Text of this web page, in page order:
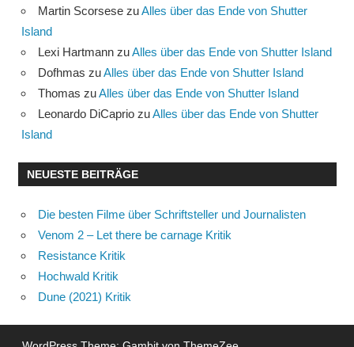
Martin Scorsese zuAlles über das Ende von Shutter
Island
Lexi Hartmann zuAlles über das Ende von Shutter Island
Dofhmas zuAlles über das Ende von Shutter Island
Thomas zuAlles über das Ende von Shutter Island
Leonardo DiCaprio zuAlles über das Ende von Shutter
Island
NEUESTE BEITRÄGE
Die besten Filme über Schriftsteller und Journalisten
Venom 2 – Let there be carnage Kritik
Resistance Kritik
Hochwald Kritik
Dune (2021) Kritik